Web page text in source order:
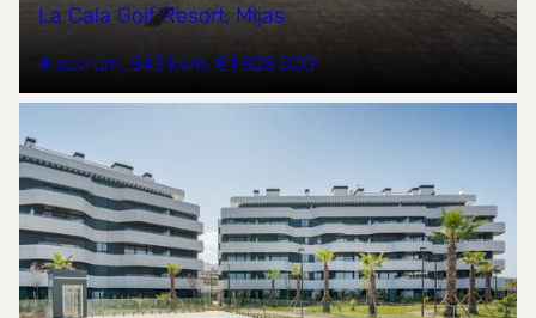
La Cala Golf Resort, Mijas
4 sovrum 543 kvm €1 825 000